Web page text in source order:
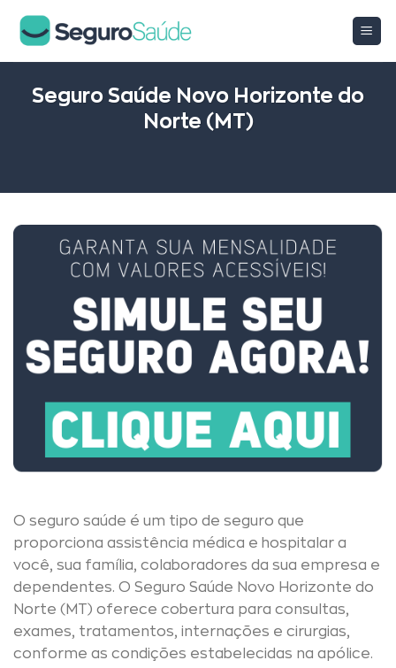
Seguro Saúde Novo Horizonte do
Norte (MT)
O seguro saúde é um tipo de seguro que
proporciona assistência médica e hospitalar a
você, sua família, colaboradores da sua empresa e
dependentes. O Seguro Saúde Novo Horizonte do
Norte (MT) oferece cobertura para consultas,
exames, tratamentos, internações e cirurgias,
conforme as condições estabelecidas na apólice.